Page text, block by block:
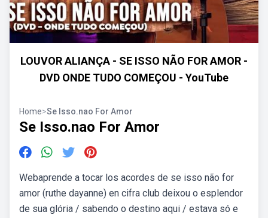
LOUVOR ALIANÇA - SE ISSO NÃO FOR AMOR -
DVD ONDE TUDO COMEÇOU - YouTube
Home>Se Isso.nao For Amor
Se Isso.nao For Amor
Webaprende a tocar los acordes de se isso não for
amor (ruthe dayanne) en cifra club deixou o esplendor
de sua glória / sabendo o destino aqui / estava só e